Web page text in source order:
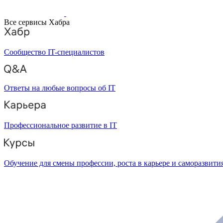
Все сервисы Хабра
Сообщество IT-специалистов
Ответы на любые вопросы об IT
Профессиональное развитие в IT
Обучение для смены профессии, роста в карьере и